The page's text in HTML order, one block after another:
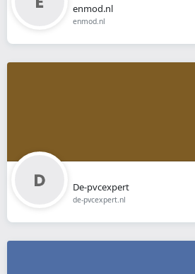
enmod.nl
enmod.nl
De-pvcexpert
de-pvcexpert.nl